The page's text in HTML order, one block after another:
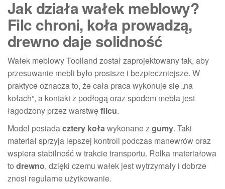
Jak działa wałek meblowy?
Filc chroni, koła prowadzą,
drewno daje solidność
Wałek meblowy Toolland został zaprojektowany tak, aby
przesuwanie mebli było prostsze i bezpieczniejsze. W
praktyce oznacza to, że cała praca wykonuje się „na
kołach”, a kontakt z podłogą oraz spodem mebla jest
łagodzony przez warstwęfilcu.
Model posiadacztery koławykonane zgumy. Taki
materiał sprzyja lepszej kontroli podczas manewrów oraz
wspiera stabilność w trakcie transportu. Rolka materiałowa
to drewno, dzięki czemu wałek jest wytrzymały i dobrze
znosi regularne użytkowanie.